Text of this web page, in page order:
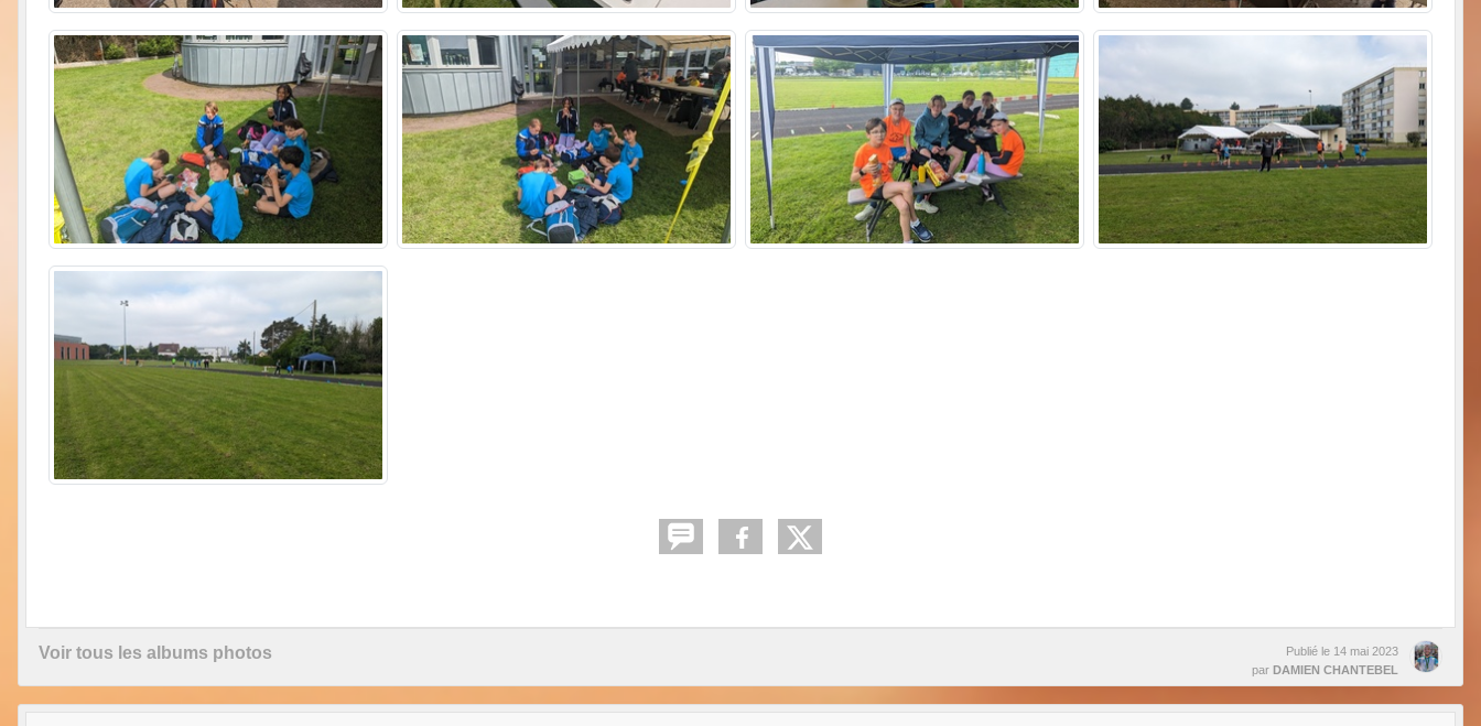
Voir tous les albums photos Publié le 14 mai 2023
par DAMIEN CHANTEBEL